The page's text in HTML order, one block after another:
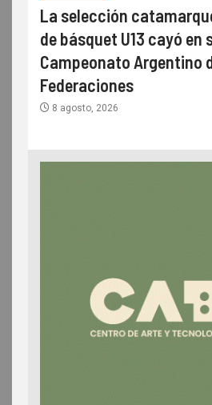
La selección
de básquet U13 cayó en
Campeonato Argentino
Federaciones
8 agosto, 2026